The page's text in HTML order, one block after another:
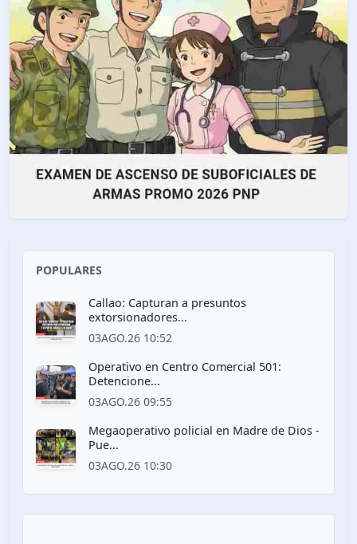
POPULARES
Callao: Capturan a presuntos
extorsionadores...
03AGO.26 10:52
Operativo en Centro Comercial 501:
Detencione...
03AGO.26 09:55
Megaoperativo policial en Madre de Dios -
Pue...
03AGO.26 10:30